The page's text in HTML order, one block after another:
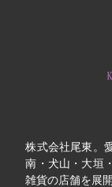
株式会社尾東。
南・犬山・大垣
雑貨の店舗を展